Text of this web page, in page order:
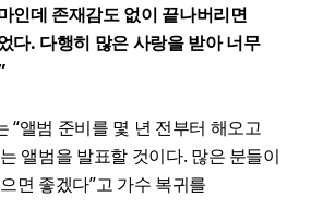
인데 존재감도 없이 끝나버리면
다. 다행히 많은 사랑을 받아 너무
“앨범 준비를 몇 년 전부터 해오고
앨범을 발표할 것이다. 많은 분들이
면 좋겠다”고 가수 복귀를